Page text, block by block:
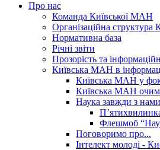
Про нас
Команда Київської МАН
Організаційна
Нормативна база
Річні звіти
Прозорість та
Київська МАН в
Київська МАН у
Київська МАН
Наука завжди з нами
Флешмоб
Поговоримо про...
Інтелект молоді -